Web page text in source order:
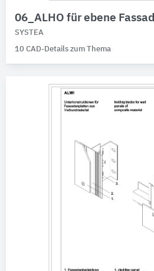
06_ALHO für ebene
SYSTEA
10 CAD-Details zum Thema